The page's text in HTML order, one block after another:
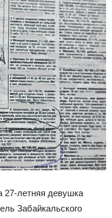
27-летняя девушка
Забайкальского